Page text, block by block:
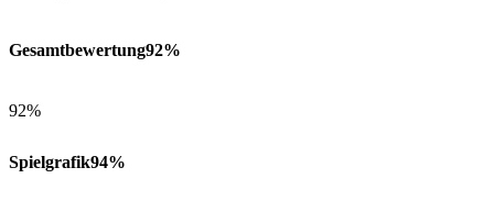
Gesamtbewertung92%
92%
Spielgrafik94%